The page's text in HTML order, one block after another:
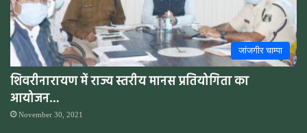
जांजगीर चाम्पा
शिवरीनारायण में राज्य स्तरीय मानस प्रतियोगिता का
आयोजन…
November 30, 2021